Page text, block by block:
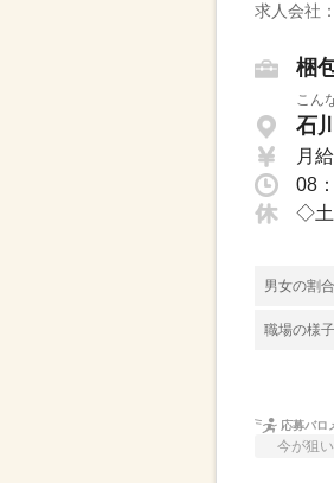
求人会社
梱
こん
月
男女の割合
職場の様子
応募バロ
今が狙